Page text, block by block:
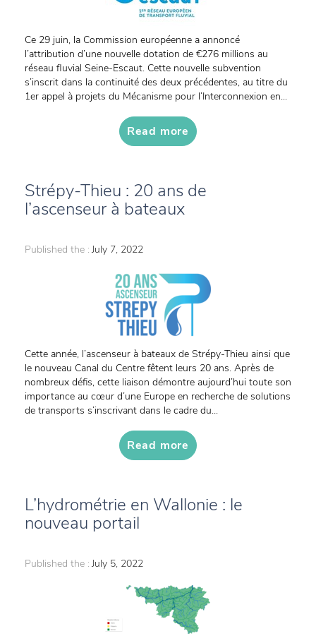
Ce 29 juin, la Commission européenne a annoncé
l’attribution d’une nouvelle dotation de €276 millions au
réseau fluvial Seine-Escaut. Cette nouvelle subvention
s’inscrit dans la continuité des deux précédentes, au titre du
1er appel à projets du Mécanisme pour l’Interconnexion en...
Read more
Strépy-Thieu : 20 ans de
l’ascenseur à bateaux
Published the : July 7, 2022
Cette année, l’ascenseur à bateaux de Strépy-Thieu ainsi que
le nouveau Canal du Centre fêtent leurs 20 ans. Après de
nombreux défis, cette liaison démontre aujourd’hui toute son
importance au cœur d’une Europe en recherche de solutions
de transports s’inscrivant dans le cadre du...
Read more
L’hydrométrie en Wallonie : le
nouveau portail
Published the : July 5, 2022